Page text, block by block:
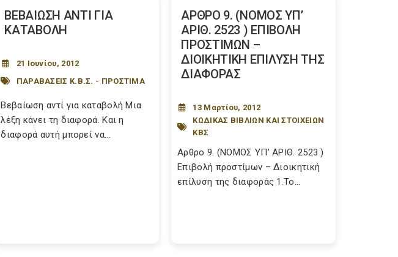
ΒΕΒΑΙΩΣΗ ΑΝΤΙ ΓΙΑ
ΚΑΤΑΒΟΛΗ
21 Ιουνίου, 2012
ΠΑΡΑΒΑΣΕΙΣ Κ.Β.Σ. - ΠΡΟΣΤΙΜΑ
Βεβαίωση αντί για καταβολή Μια
λέξη κάνει τη διαφορά. Και η
διαφορά αυτή μπορεί να...
ΑΡΘΡΟ 9. (ΝΟΜΟΣ ΥΠ’
ΑΡΙΘ. 2523 ) ΕΠΙΒΟΛΗ
ΠΡΟΣΤΙΜΩΝ –
ΔΙΟΙΚΗΤΙΚΗ ΕΠΙΛΥΣΗ ΤΗΣ
ΔΙΑΦΟΡΑΣ
13 Μαρτίου, 2012
ΚΩΔΙΚΑΣ ΒΙΒΛΙΩΝ ΚΑΙ ΣΤΟΙΧΕΙΩΝ
ΚΒΣ
Αρθρο 9. (ΝΟΜΟΣ ΥΠ' ΑΡΙΘ. 2523 )
Επιβολή προστίμων – Διοικητική
επίλυση της διαφοράς 1.Το...